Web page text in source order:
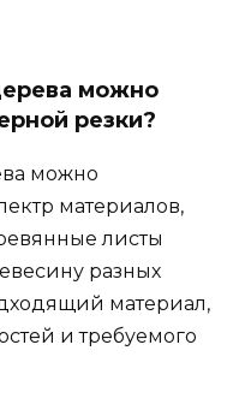
можно
резки?
можно
материалов,
листы
разных
материал,
и требуемого